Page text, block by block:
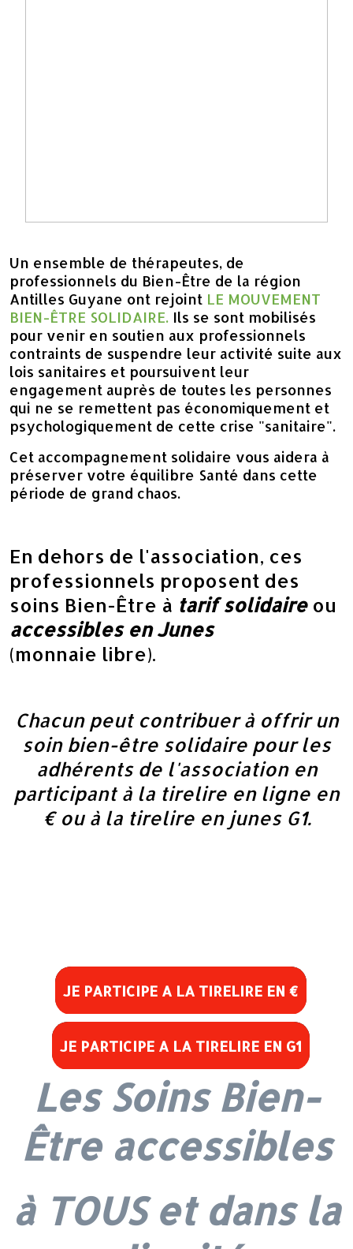
Un ensemble de thérapeutes, de
professionnels du Bien-Être de la région
Antilles Guyane ont rejoint LE MOUVEMENT
BIEN-ÊTRE SOLIDAIRE. Ils se sont mobilisés
pour venir en soutien aux professionnels
contraints de suspendre leur activité suite aux
lois sanitaires et poursuivent leur
engagement auprès de toutes les personnes
qui ne se remettent pas économiquement et
psychologiquement de cette crise "sanitaire".
Cet accompagnement solidaire vous aidera à
préserver votre équilibre Santé dans cette
période de grand chaos.
En dehors de l'association, ces
professionnels proposent des
soins Bien-Être à tarif solidaireou
accessibles en Junes
(monnaie libre).
Chacun peut contribuer à offrir un
soin bien-être solidaire pour les
adhérents de l'association en
participant à la tirelire en ligne en
€ou à la tirelire en junes G1.
JE PARTICIPE A LA TIRELIRE EN €
JE PARTICIPE A LA TIRELIRE EN G1
Les Soins Bien-
Être accessibles
à TOUS et dans la